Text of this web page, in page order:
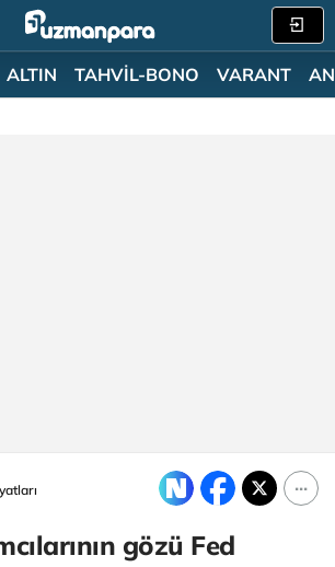
ALTIN TAHVİL-BONO VARANT
gözü Fed